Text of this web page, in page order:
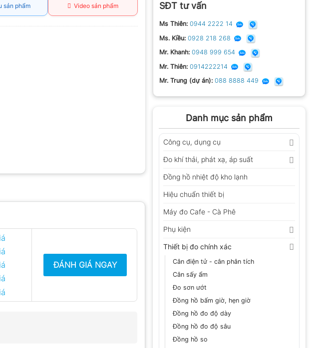
SĐT tư vấn
Ms Thiên: 0944 2222 14
Ms. Kiều: 0928 218 268
Mr. Khanh: 0948 999 654
Mr. Thiên: 0914222214
Mr. Trung (dự án): 088 8888 449
Danh mục sản phẩm
Công cụ, dụng cụ
Đo khí thải, phát xạ, áp suất
Đồng hồ nhiệt độ kho lạnh
Hiệu chuẩn thiết bị
Máy đo Cafe - Cà Phê
Phụ kiện
Thiết bị đo chính xác
Cân điện tử - cân phân tích
Cân sấy ẩm
Đo sơn ướt
Đồng hồ bấm giờ, hẹn giờ
Đồng hồ đo độ dày
Đồng hồ đo độ sâu
Đồng hồ so
sản phẩm Video sản phẩm
ĐÁNH GIÁ NGAY